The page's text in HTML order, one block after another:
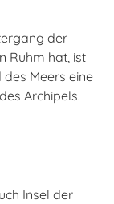
der
Ruhm hat, ist
Meers eine
Archipels.
Insel der